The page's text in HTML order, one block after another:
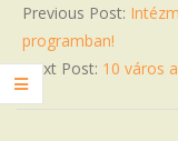
Previous Post:
programban!
Next Post: 10 város